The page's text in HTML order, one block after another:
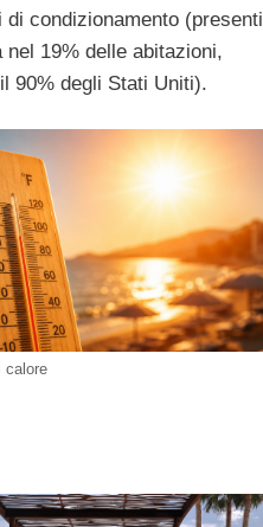
di condizionamento (presenti
nel 19% delle abitazioni,
90% degli Stati Uniti).
calore